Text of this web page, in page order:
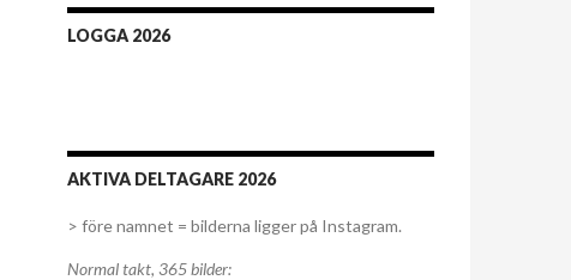
LOGGA 2026
AKTIVA DELTAGARE 2026
> före namnet = bilderna ligger på Instagram.
Normal takt, 365 bilder: